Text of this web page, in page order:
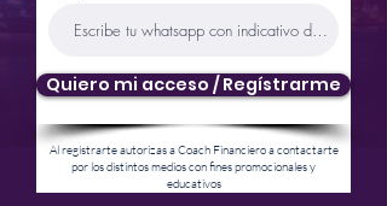
Quiero mi acceso / Regístrarme
Al regístrarte autorizas a Coach Financiero a contactarte
por los distintos medios con fines promocionales y
educativos